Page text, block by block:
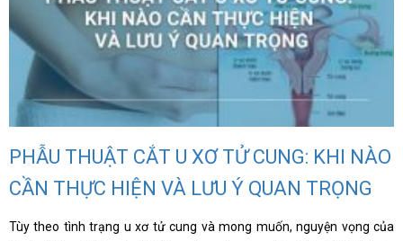
PHẪU THUẬT CẮT U XƠ TỬ CUNG: KHI NÀO
CẦN THỰC HIỆN VÀ LƯU Ý QUAN TRỌNG
Tùy theo tình trạng u xơ tử cung và mong muốn, nguyện vọng của